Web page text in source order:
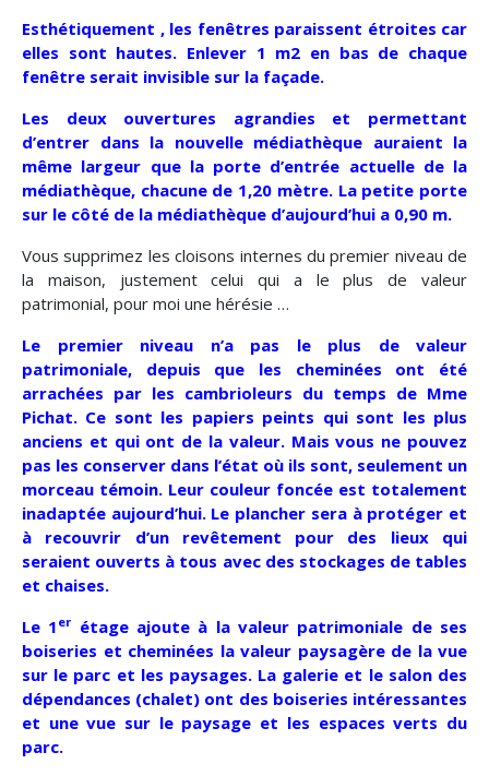
Esthétiquement , les fenêtres paraissent étroites car
elles sont hautes. Enlever 1 m2 en bas de chaque
fenêtre serait invisible sur la façade.
Les deux ouvertures agrandies et permettant
d’entrer dans la nouvelle médiathèque auraient la
même largeur que la porte d’entrée actuelle de la
médiathèque, chacune de 1,20 mètre. La petite porte
sur le côté de la médiathèque d’aujourd’hui a 0,90 m.
Vous supprimez les cloisons internes du premier niveau de
la maison, justement celui qui a le plus de valeur
patrimonial, pour moi une hérésie …
Le premier niveau n’a pas le plus de valeur
patrimoniale, depuis que les cheminées ont été
arrachées par les cambrioleurs du temps de Mme
Pichat. Ce sont les papiers peints qui sont les plus
anciens et qui ont de la valeur. Mais vous ne pouvez
pas les conserver dans l’état où ils sont, seulement un
morceau témoin. Leur couleur foncée est totalement
inadaptée aujourd’hui. Le plancher sera à protéger et
à recouvrir d’un revêtement pour des lieux qui
seraient ouverts à tous avec des stockages de tables
et chaises.
Le 1 er étage ajoute à la valeur patrimoniale de ses
boiseries et cheminées la valeur paysagère de la vue
sur le parc et les paysages. La galerie et le salon des
dépendances (chalet) ont des boiseries intéressantes
et une vue sur le paysage et les espaces verts du
parc.